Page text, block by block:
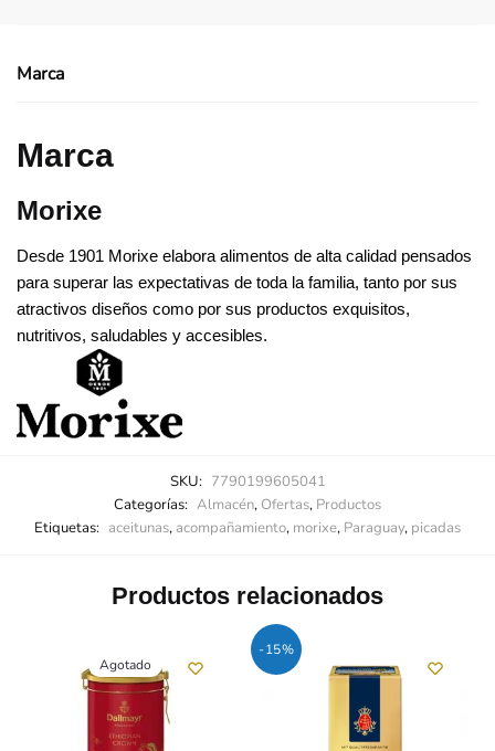
Marca
Marca
Morixe
Desde 1901 Morixe elabora alimentos de alta calidad pensados
para superar las expectativas de toda la familia, tanto por sus
atractivos diseños como por sus productos exquisitos,
nutritivos, saludables y accesibles.
SKU: 7790199605041
Categorías: Almacén, Ofertas, Productos
Etiquetas: aceitunas,acompañamiento, morixe, Paraguay, picadas
Productos relacionados
Agotado
-15%